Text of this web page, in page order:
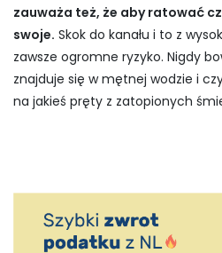
zauważa też, że aby ratować
swoje. Skok do kanału i to z
zawsze ogromne ryzyko. Nigdy
znajduje się w mętnej wodzie i
na jakieś pręty z zatopionych